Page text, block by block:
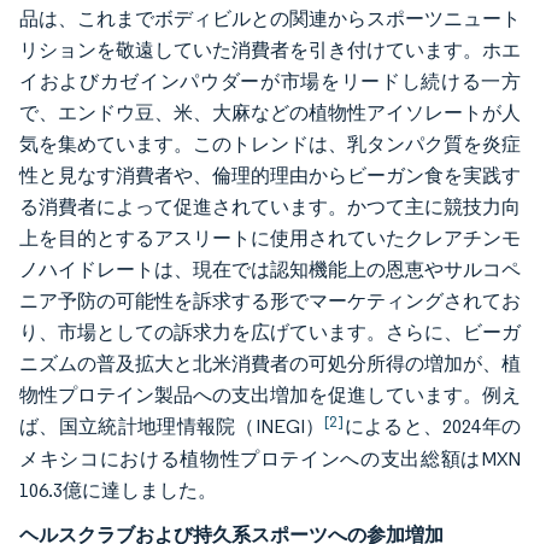
品は、これまでボディビルとの関連からスポーツニュート
リションを敬遠していた消費者を引き付けています。ホエ
イおよびカゼインパウダーが市場をリードし続ける一方
で、エンドウ豆、米、大麻などの植物性アイソレートが人
気を集めています。このトレンドは、乳タンパク質を炎症
性と見なす消費者や、倫理的理由からビーガン食を実践す
る消費者によって促進されています。かつて主に競技力向
上を目的とするアスリートに使用されていたクレアチンモ
ノハイドレートは、現在では認知機能上の恩恵やサルコペ
ニア予防の可能性を訴求する形でマーケティングされてお
り、市場としての訴求力を広げています。さらに、ビーガ
ニズムの普及拡大と北米消費者の可処分所得の増加が、植
物性プロテイン製品への支出増加を促進しています。例え
ば、国立統計地理情報院（INEGI）[2]によると、2024年の
メキシコにおける植物性プロテインへの支出総額はMXN
106.3億に達しました。
ヘルスクラブおよび持久系スポーツへの参加増加